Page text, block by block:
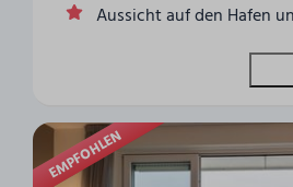
Aussicht auf den Hafen
EMPFOHLEN